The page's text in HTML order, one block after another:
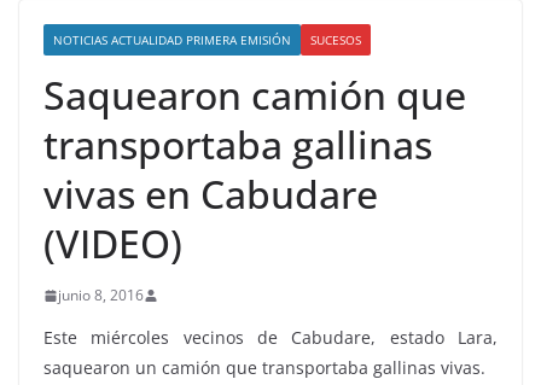
NOTICIAS ACTUALIDAD PRIMERA EMISIÓN SUCESOS
Saquearon camión que
transportaba gallinas
vivas en Cabudare
(VIDEO)
junio 8, 2016
Este miércoles vecinos de Cabudare, estado Lara,
saquearon un camión que transportaba gallinas vivas.